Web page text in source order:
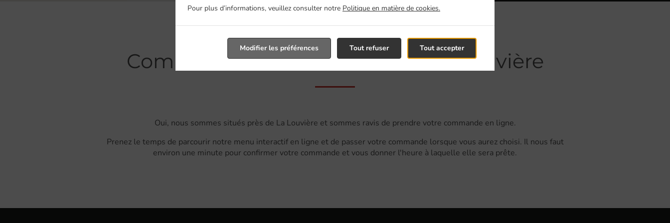
Pour plus d’informations, veuillez consulter notre Politique en matière de cookies.
Tout accepter
Tout refuser
Modifier les préférences
Commande Avec Livraison En La Louvière
Oui, nous sommes situés près de La Louvière et sommes ravis de prendre votre commande en ligne.
Prenez le temps de parcourir notre menu interactif en ligne et de passer votre commande lorsque vous aurez choisi. Il nous faut
environ une minute pour confirmer votre commande et vous donner l'heure à laquelle elle sera prête.